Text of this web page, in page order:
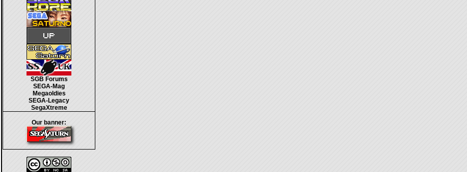
SGB Forums
SEGA-Mag
Megaoldies
SEGA-Legacy
SegaXtreme
Our banner: